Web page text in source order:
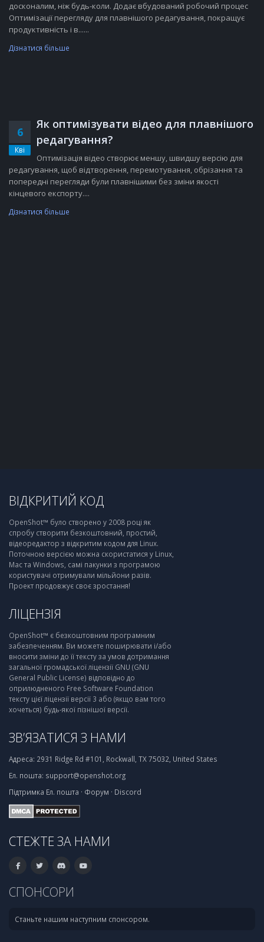
досконалим, ніж будь-коли. Додає вбудований робочий процес
Оптимізації перегляду для плавнішого редагування, покращує
продуктивність і в......
Дізнатися більше
6
Кві
Як оптимізувати відео для плавнішого
редагування?
Оптимізація відео створює меншу, швидшу версію для
редагування, щоб відтворення, перемотування, обрізання та
попередні перегляди були плавнішими без зміни якості
кінцевого експорту....
Дізнатися більше
ВІДКРИТИЙ КОД
OpenShot™ було створено у 2008 році як
спробу створити безкоштовний, простий,
відеоредактор з відкритим кодом для Linux.
Поточною версією можна скористатися у Linux,
Mac та Windows, самі пакунки з програмою
користувачі отримували мільйони разів.
Проект продовжує своє зростання!
ЛІЦЕНЗІЯ
OpenShot™ є безкоштовним програмним
забезпеченням. Ви можете поширювати і/або
вносити зміни до її тексту за умов дотримання
загальної громадської ліцензії GNU (GNU
General Public License) відповідно до
оприлюдненого Free Software Foundation
тексту цієї ліцензії версії 3 або (якщо вам того
хочеться) будь-якої пізнішої версії.
ЗВ’ЯЗАТИСЯ З НАМИ
Адреса: 2931 Ridge Rd #101, Rockwall, TX 75032, United States
Ел. пошта: support@openshot.org
Підтримка Ел. пошта · Форум · Discord
СТЕЖТЕ ЗА НАМИ
СПОНСОРИ
Станьте нашим наступним спонсором.